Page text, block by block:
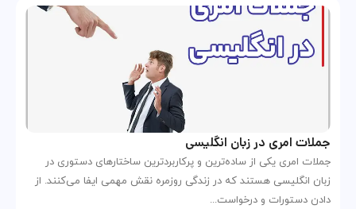
جملات امری در زبان انگلیسی
جملات امری یکی از ساده‌ترین و پرکاربردترین ساختارهای دستوری در
زبان انگلیسی هستند که در زندگی روزمره نقش مهمی ایفا می‌کنند. از
دادن دستورات و درخواست‌...